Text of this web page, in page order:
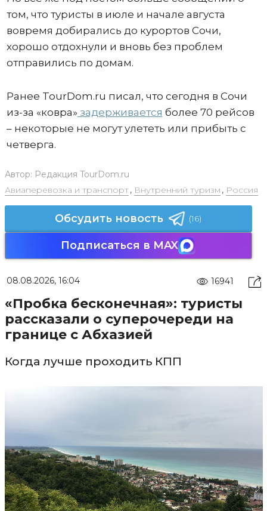
том, что туристы в июле и начале августа
вовремя добирались до курортов Сочи,
хорошо отдохнули и вновь без проблем
отправились по домам.
Ранее TourDom.ru писал, что сегодня в Сочи
из-за «ковра» задерживается более 70 рейсов
– некоторые не могут улететь или прибыть с
четверга.
Автор: Редакция TourDom.ru
Авиаперевозка и транспорт, Внутренний туризм , Россия
Обсудить новость (16)
Подписаться в MAX
08.08.2026, 16:04 16941
«Пробка бесконечная»: туристы
рассказали о суперочереди на
границе с Абхазией
Когда лучше проходить КПП